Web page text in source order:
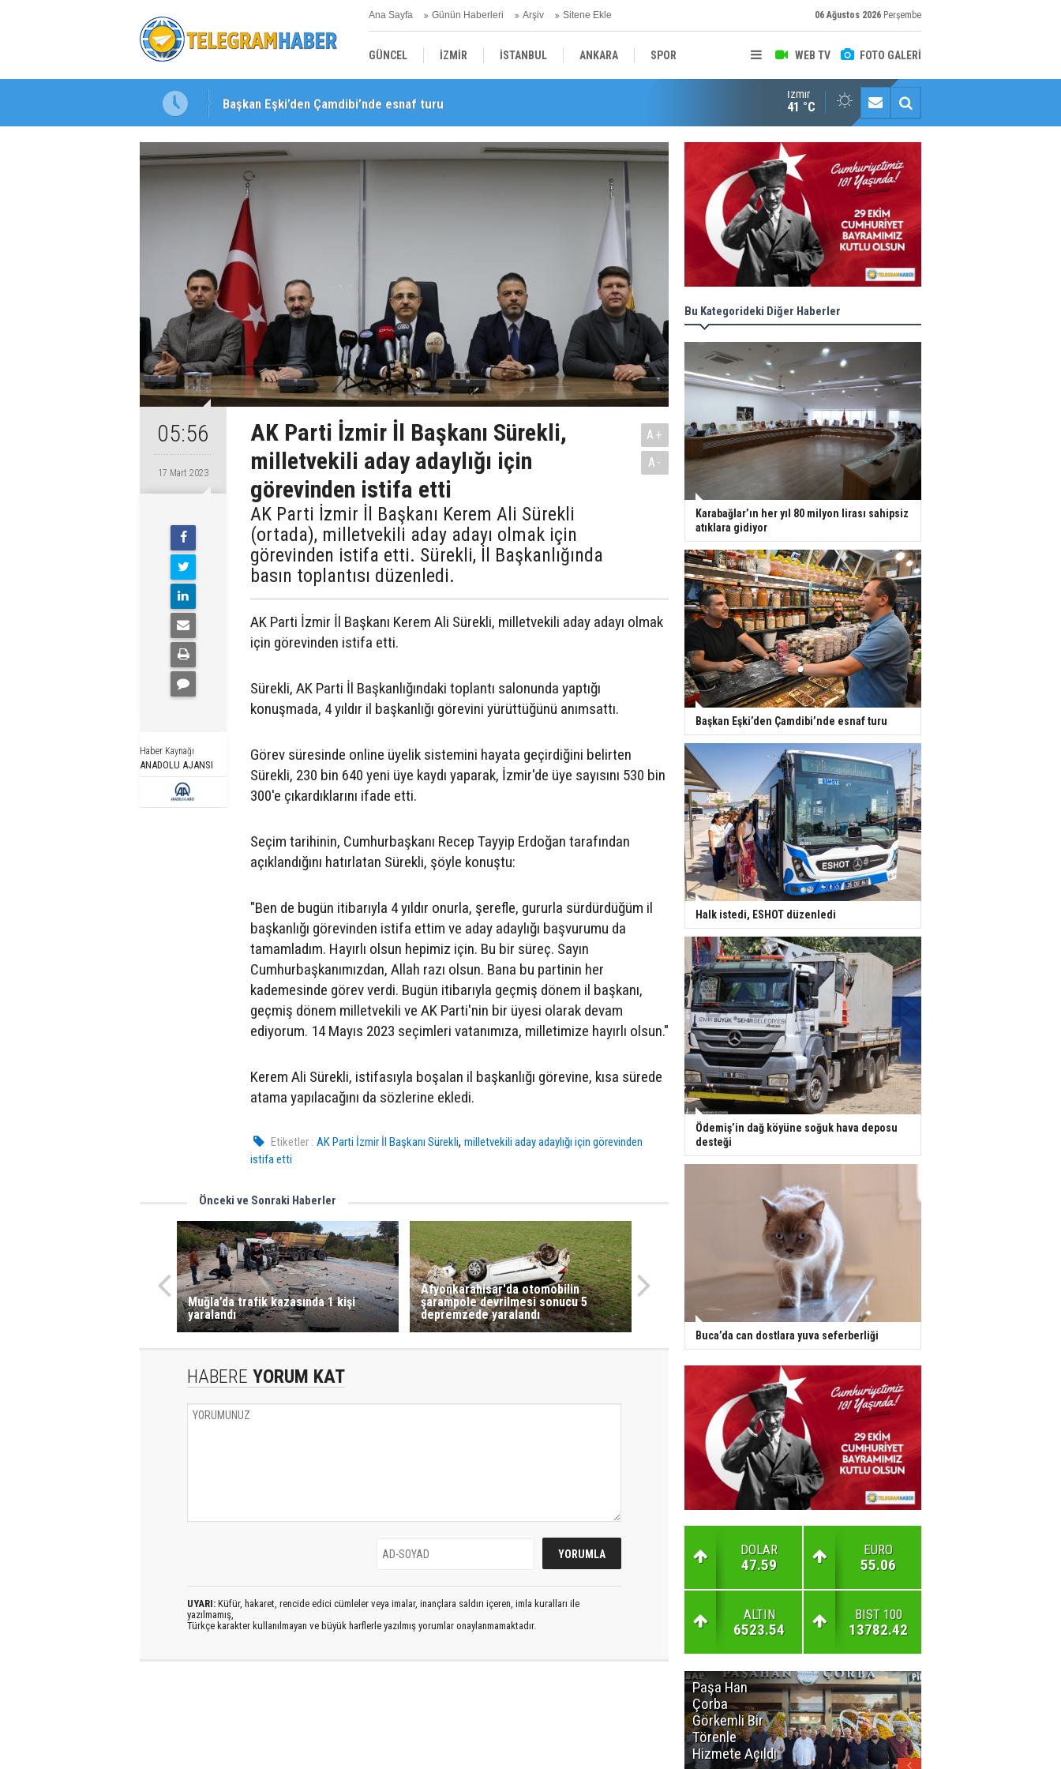
Ana Sayfa Günün Haberleri Arşiv Sitene Ekle 06 Ağustos 2026 Perşembe
WEB TV FOTO GALERİ
GÜNCEL İZMİR İSTANBUL ANKARA SPOR
YEREL
Başkan Eşki’den Çamdibi’nde esnaf turu Halk istedi, ESHOT düzenledi
İzmir
41 °C
05:56
17 Mart 2023
Haber Kaynağı
ANADOLU AJANSI
AK Parti İzmir İl Başkanı Sürekli,
milletvekili aday adaylığı için
görevinden istifa etti
AK Parti İzmir İl Başkanı Kerem Ali Sürekli
(ortada), milletvekili aday adayı olmak için
görevinden istifa etti. Sürekli, İl Başkanlığında
basın toplantısı düzenledi.
A+
A-
AK Parti İzmir İl Başkanı Kerem Ali Sürekli, milletvekili aday adayı olmak
için görevinden istifa etti.
Sürekli, AK Parti İl Başkanlığındaki toplantı salonunda yaptığı
konuşmada, 4 yıldır il başkanlığı görevini yürüttüğünü anımsattı.
Görev süresinde online üyelik sistemini hayata geçirdiğini belirten
Sürekli, 230 bin 640 yeni üye kaydı yaparak, İzmir'de üye sayısını 530 bin
300'e çıkardıklarını ifade etti.
Seçim tarihinin, Cumhurbaşkanı Recep Tayyip Erdoğan tarafından
açıklandığını hatırlatan Sürekli, şöyle konuştu:
"Ben de bugün itibarıyla 4 yıldır onurla, şerefle, gururla sürdürdüğüm il
başkanlığı görevinden istifa ettim ve aday adaylığı başvurumu da
tamamladım. Hayırlı olsun hepimiz için. Bu bir süreç. Sayın
Cumhurbaşkanımızdan, Allah razı olsun. Bana bu partinin her
kademesinde görev verdi. Bugün itibarıyla geçmiş dönem il başkanı,
geçmiş dönem milletvekili ve AK Parti'nin bir üyesi olarak devam
ediyorum. 14 Mayıs 2023 seçimleri vatanımıza, milletimize hayırlı olsun."
Kerem Ali Sürekli, istifasıyla boşalan il başkanlığı görevine, kısa sürede
atama yapılacağını da sözlerine ekledi.
Etiketler : AK Parti İzmir İl Başkanı Sürekli,milletvekili aday adaylığı için görevinden
istifa etti
Önceki ve Sonraki Haberler
Muğla’da trafik kazasında 1 kişi
yaralandı
Afyonkarahisar'da otomobilin
şarampole devrilmesi sonucu 5
depremzede yaralandı
HABERE YORUM KAT
UYARI: Küfür, hakaret, rencide edici cümleler veya imalar, inançlara saldırı içeren, imla kuralları ile
yazılmamış,
Türkçe karakter kullanılmayan ve büyük harflerle yazılmış yorumlar onaylanmamaktadır.
Bu Kategorideki Diğer Haberler
Karabağlar’ın her yıl 80 milyon lirası sahipsiz
atıklara gidiyor
Başkan Eşki’den Çamdibi’nde esnaf turu
Halk istedi, ESHOT düzenledi
Ödemiş’in dağ köyüne soğuk hava deposu
desteği
Buca’da can dostlara yuva seferberliği
DOLAR
47.59
EURO
55.06
ALTIN
6523.54
BIST 100
13782.42
Paşa Han
Çorba
Görkemli Bir
Törenle
Hizmete Açıldı